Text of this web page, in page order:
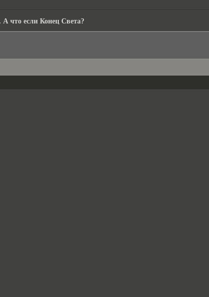
что если Конец Света?